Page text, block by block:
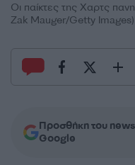
Οι παίκτες της Χαρτς
Zak Mauger/Getty Images)
Προσθήκη του
Google